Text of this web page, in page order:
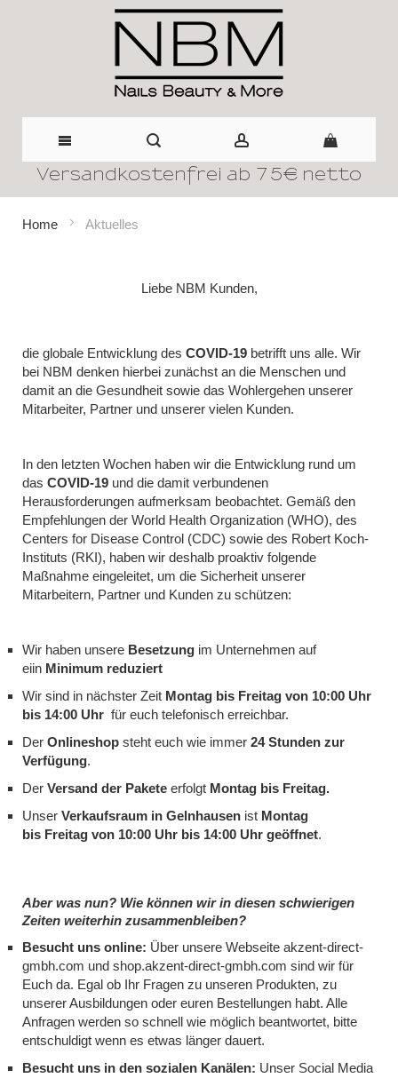
Direkt
Versandkostenfrei ab 75€ netto
Home Aktuelles
Liebe NBM Kunden,
die globale Entwicklung des COVID-19 betrifft uns alle. Wir
bei NBM denken hierbei zunächst an die Menschen und
damit an die Gesundheit sowie das Wohlergehen unserer
Mitarbeiter, Partner und unserer vielen Kunden.
In den letzten Wochen haben wir die Entwicklung rund um
das COVID-19 und die damit verbundenen
Herausforderungen aufmerksam beobachtet. Gemäß den
Empfehlungen der World Health Organization (WHO), des
Centers for Disease Control (CDC) sowie des Robert Koch-
Instituts (RKI), haben wir deshalb proaktiv folgende
Maßnahme eingeleitet, um die Sicherheit unserer
Mitarbeitern, Partner und Kunden zu schützen:
Wir haben unsere Besetzung im Unternehmen auf
eiin Minimum reduziert
Wir sind in nächster Zeit Montag bis Freitag von 10:00 Uhr
bis 14:00 Uhr für euch telefonisch erreichbar.
Der Onlineshop steht euch wie immer 24 Stunden zur
Verfügung.
Der Versand der Pakete erfolgt Montag bis Freitag.
Unser Verkaufsraum in Gelnhausen ist Montag
bis Freitag von 10:00 Uhr bis 14:00 Uhr geöffnet.
Aber was nun? Wie können wir in diesen schwierigen
Zeiten weiterhin zusammenbleiben?
Besucht uns online: Über unsere Webseite akzent-direct-
gmbh.com und shop.akzent-direct-gmbh.com sind wir für
Euch da. Egal ob Ihr Fragen zu unseren Produkten, zu
unserer Ausbildungen oder euren Bestellungen habt. Alle
Anfragen werden so schnell wie möglich beantwortet, bitte
entschuldigt wenn es etwas länger dauert.
Besucht uns in den sozialen Kanälen: Unser Social Media